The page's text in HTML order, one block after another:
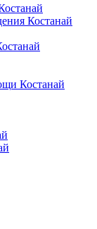
Костанай
Костанай